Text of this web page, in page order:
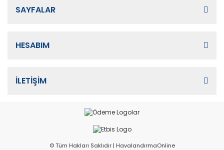
SAYFALAR
HESABIM
İLETİŞİM
© Tüm Hakları Saklıdır | HavalandırmaOnline